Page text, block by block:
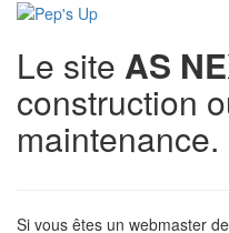
Le site AS
construction
maintenance.
Si vous êtes un webmaster